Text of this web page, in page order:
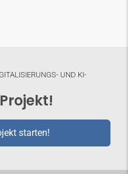
UND KI-
starten!